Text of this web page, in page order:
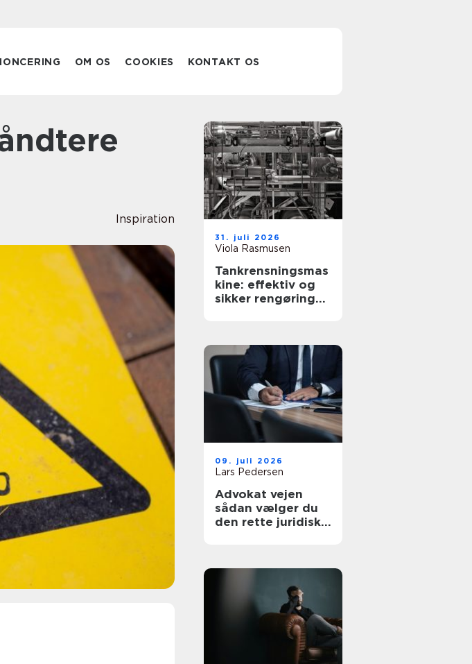
OM OS COOKIES KONTAKT OS
Inspiration
31. juli 2026
Viola Rasmusen
Tankrensningsmas
kine: effektiv og
sikker rengøring
09. juli 2026
Lars Pedersen
Advokat vejen
sådan vælger du
den rette juridiske